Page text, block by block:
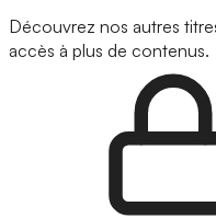
Découvrez nos autres
accès à plus de contenus.